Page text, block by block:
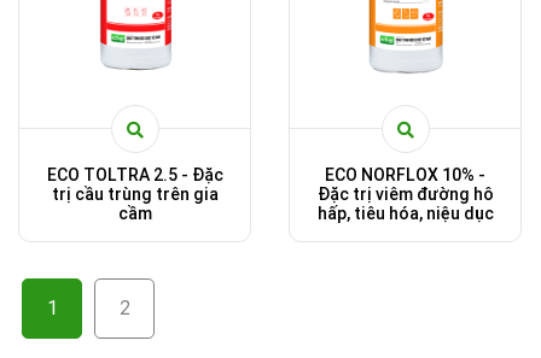
ECO TOLTRA 2.5 - Đặc
trị cầu trùng trên gia
cầm
ECO NORFLOX 10% -
Đặc trị viêm đường hô
hấp, tiêu hóa, niệu dục
1 2